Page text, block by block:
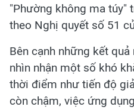
"Phường không ma
theo Nghị quyết số 51
Bên cạnh những kết
nhìn nhận một số khó
thời điểm như tiến độ
còn chậm, việc ứng